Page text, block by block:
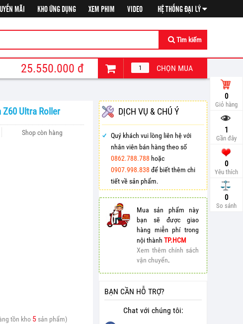
MÃI KHO ỨNG DỤNG XEM PHIM VIDEO HỆ THỐNG ĐẠI LÝ
Tìm kiếm
25.550.000 đ CHỌN MUA
0
Giỏ hàng
1
Gần đây
0
Yêu thích
0
So sánh
So
Ultra Roller
Shop còn hàng
tồn kho 5sản phẩm)
DỊCH VỤ & CHÚ Ý
Quý khách vui lòng liên hệ với
nhân viên bán hàng theo số
0862.788.788 hoặc
0907.998.838 để biết thêm chi
tiết về sản phẩm.
Mua sản phẩm này
bạn sẽ được giao
hàng miễn phí trong
nội thành TP.HCM
Xem thêm chính sách
vận chuyển.
BẠN CẦN HỖ TRỢ?
Chat với chúng tôi: